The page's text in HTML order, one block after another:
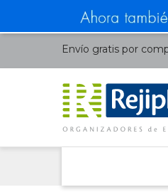
Envío gratis por